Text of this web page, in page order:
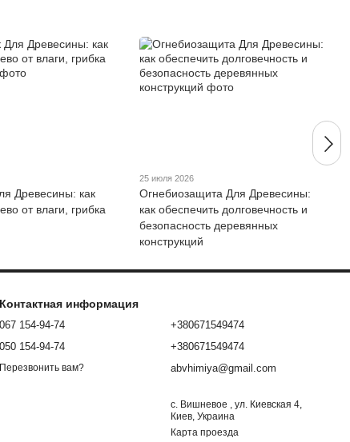
Древесины: как
от влаги, грибка
25 июля 2026
Огнебиозащита Для Древесины:
как обеспечить долговечность и
безопасность деревянных
конструкций
Контактная информация
067 154-94-74
050 154-94-74
Перезвонить вам?
+380671549474
+380671549474
abvhimiya@gmail.com
с. Вишневое , ул. Киевская 4,
Киев, Украина
Карта проезда